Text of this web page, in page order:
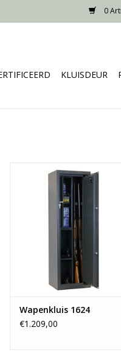
0
KLUISDEUR
- 125x38 cm
- Ruimte voor 2 geweren
- 1 binnenkluis
- Vanaf 70 kg
TOEVOEGEN AAN
Wapenkluis 1624
€1.209,00